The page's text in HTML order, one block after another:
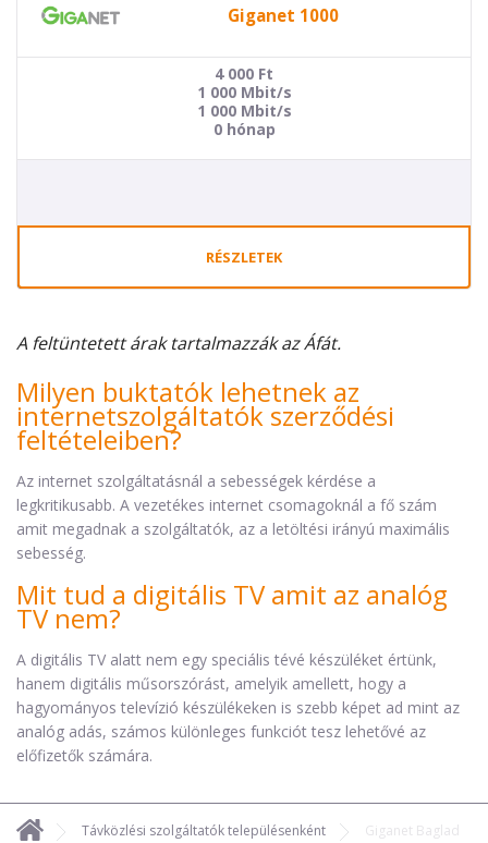
Giganet 1000
4 000 Ft
1 000 Mbit/s
1 000 Mbit/s
0 hónap
RÉSZLETEK
A feltüntetett árak tartalmazzák az Áfát.
Milyen buktatók lehetnek az
internetszolgáltatók szerződési
feltételeiben?
Az internet szolgáltatásnál a sebességek kérdése a
legkritikusabb. A vezetékes internet csomagoknál a fő szám
amit megadnak a szolgáltatók, az a letöltési irányú maximális
sebesség.
Mit tud a digitális TV amit az analóg
TV nem?
A digitális TV alatt nem egy speciális tévé készüléket értünk,
hanem digitális műsorszórást, amelyik amellett, hogy a
hagyományos televízió készülékeken is szebb képet ad mint az
analóg adás, számos különleges funkciót tesz lehetővé az
előfizetők számára.
Távközlési szolgáltatók településenként Giganet Baglad